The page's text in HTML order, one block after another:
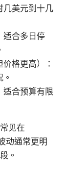
几美元到十几
适合多日停
格更高）：
适合预算有限
见在
动通常更明
。